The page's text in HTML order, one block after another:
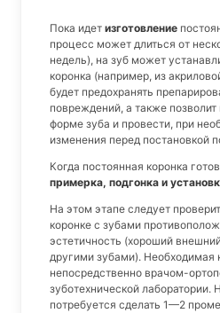
Пока идет изготовление
процесс может длиться от
недель), на зуб может
коронка (например, из
будет предохранять
повреждений, а также
форме зуба и провести, при
изменения перед постановкой
Когда постоянная коронка
примерка, подгонка и
На этом этапе следует
коронке с зубами
эстетичность (хороший
другими зубами). Необходимая
непосредственно врачом-
зуботехнической лаборатории.
потребуется сделать 1—2